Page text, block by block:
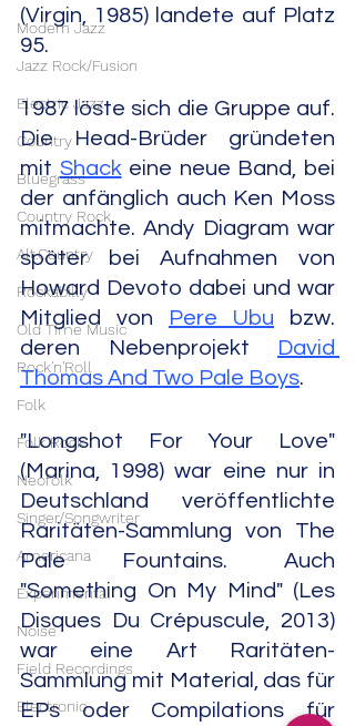
Modern Jazz
Jazz Rock/Fusion
Electric Jazz
Country
Bluegrass
Country Rock
Alt.Country
Rockabilly
Old Time Music
Rock'n'Roll
Folk
Folk Rock
Neofolk
Singer/Songwriter
Americana
Experimental
Noise
Field Recordings
Electronic
(Virgin, 1985) landete auf Platz
95.
1987 löste sich die Gruppe auf.
Die Head-Brüder gründeten
mit Shack eine neue Band, bei
der anfänglich auch Ken Moss
mitmachte. Andy Diagram war
später bei Aufnahmen von
Howard Devoto dabei und war
Mitglied von
Pere Ubu bzw.
deren Nebenprojekt
David
Thomas And Two Pale Boys.
"Longshot For Your Love"
(Marina, 1998) war eine nur in
Deutschland veröffentlichte
Raritäten-Sammlung von The
Pale Fountains. Auch
"Something On My Mind" (Les
Disques Du Crépuscule, 2013)
war eine Art Raritäten-
Sammlung mit Material, das für
EPs oder Compilations für